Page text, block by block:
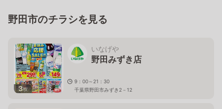
野田市のチラシを見る
3枚
いなげや
野田みずき店
9：00～21：30
千葉県野田市みずき2－12